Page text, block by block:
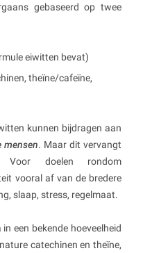
gebaseerd op twee
eiwitten bevat)
theïne/cafeïne,
kunnen bijdragen aan
mensen. Maar dit vervangt
Voor doelen rondom
vooral af van de bredere
slaap, stress, regelmaat.
een bekende hoeveelheid
catechinen en theïne,